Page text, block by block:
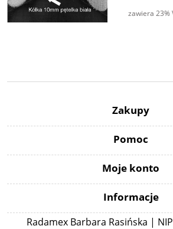
zawiera 23%
Zakupy
Pomoc
Moje konto
Informacje
Radamex Barbara Rasińska |